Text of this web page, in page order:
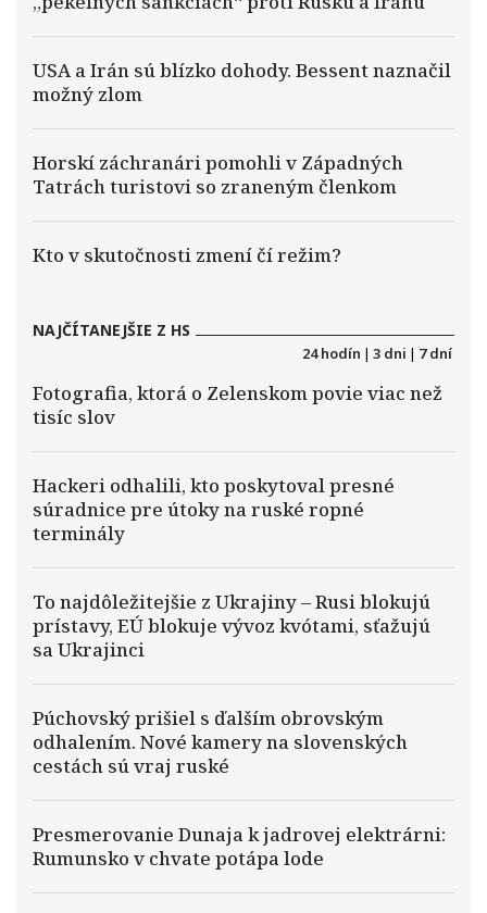
USA a Irán sú blízko dohody. Bessent naznačil
možný zlom
Horskí záchranári pomohli v Západných
Tatrách turistovi so zraneným členkom
Kto v skutočnosti zmení čí režim?
NAJČÍTANEJŠIE Z HS
24 hodín | 3 dni | 7 dní
Fotografia, ktorá o Zelenskom povie viac než
tisíc slov
Hackeri odhalili, kto poskytoval presné
súradnice pre útoky na ruské ropné
terminály
To najdôležitejšie z Ukrajiny – Rusi blokujú
prístavy, EÚ blokuje vývoz kvótami, sťažujú
sa Ukrajinci
Púchovský prišiel s ďalším obrovským
odhalením. Nové kamery na slovenských
cestách sú vraj ruské
Presmerovanie Dunaja k jadrovej elektrárni:
Rumunsko v chvate potápa lode